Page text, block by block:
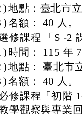
)地點：臺北市
)名額： 40 人。
修課程 「S -2
) 時間： 115 年
)地點： 臺北市
)名額： 40 人。
修課程「初階
學觀察與專業